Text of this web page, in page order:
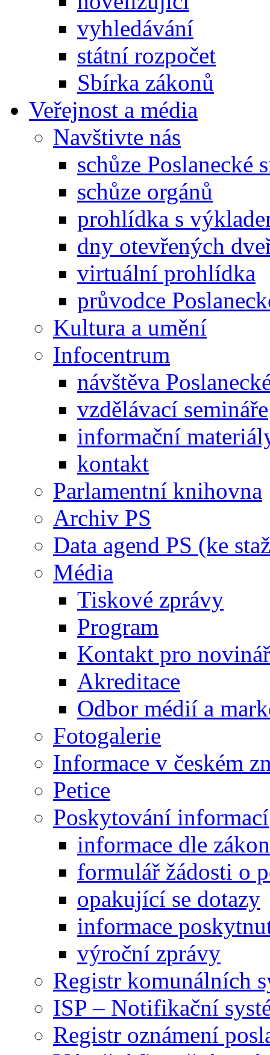
vyhledávání
státní rozpočet
Sbírka zákonů
Veřejnost a média
Navštivte nás
schůze Poslanecké
schůze orgánů
prohlídka s
dny otevřených
virtuální prohlídka
průvodce
Kultura a umění
Infocentrum
návštěva
vzdělávací semináře
informační
kontakt
Parlamentní knihovna
Archiv PS
Data agend PS (ke
Média
Tiskové zprávy
Program
Kontakt pro
Akreditace
Odbor médií a
Fotogalerie
Informace v českém
Petice
Poskytování informací
informace dle
formulář žádosti o
opakující se dotazy
informace
výroční zprávy
Registr komunálních
ISP – Notifikační
Registr oznámení